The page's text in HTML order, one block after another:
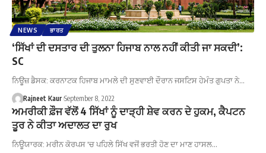
NEWS ਭਾਰਤ
‘ਸਿੱਖਾਂ ਦੀ ਦਸਤਾਰ ਦੀ ਤੁਲਨਾ ਹਿਜਾਬ ਨਾਲ ਨਹੀਂ ਕੀਤੀ ਜਾ ਸਕਦੀ’:
SC
ਨਿਊਜ਼ ਡੈਸਕ: ਕਰਨਾਟਕ ਹਿਜਾਬ ਮਾਮਲੇ ਦੀ ਸੁਣਵਾਈ ਦੌਰਾਨ ਜਸਟਿਸ ਹੇਮੰਤ ਗੁਪਤਾ ਨੇ…
Rajneet Kaur September 8, 2022
ਅਮਰੀਕੀ ਫ਼ੌਜ ਵੱਲੋਂ 4 ਸਿੱਖਾਂ ਨੂੰ ਦਾੜ੍ਹੀ ਸ਼ੇਵ ਕਰਨ ਦੇ ਹੁਕਮ, ਕੈਪਟਨ
ਤੂਰ ਨੇ ਕੀਤਾ ਅਦਾਲਤ ਦਾ ਰੁਖ
ਨਿਊਯਾਰਕ: ਮਰੀਨ ਕੋਰਪਸ 'ਚ ਪਹਿਲੇ ਸਿੱਖ ਵਜੋਂ ਭਰਤੀ ਹੋਣ ਦਾ ਮਾਣ ਹਾਸਲ…